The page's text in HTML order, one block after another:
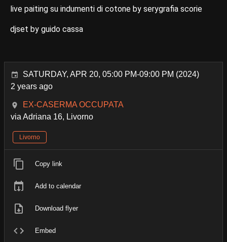
live paiting su indumenti di cotone by serygrafia scorie
djset by guido cassa
SATURDAY, APR 20, 05:00 PM-09:00 PM (2024)
2 years ago
EX-CASERMA OCCUPATA
via Adriana 16, Livorno
Livorno
Copy link
Add to calendar
Download flyer
Embed